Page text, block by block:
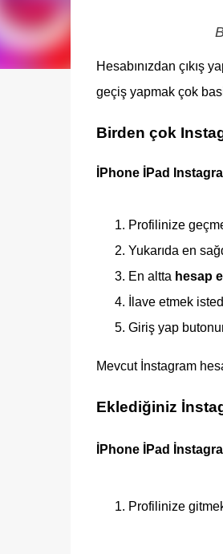
Hesabınızdan çıkış
geçiş yapmak çok
Birden çok
İPhone İPad
Profilinize
Yukarıda en
En altta hesap
İlave etmek
Giriş yap
Mevcut İnstagram
Eklediğiniz
İPhone İPad
Profilinize